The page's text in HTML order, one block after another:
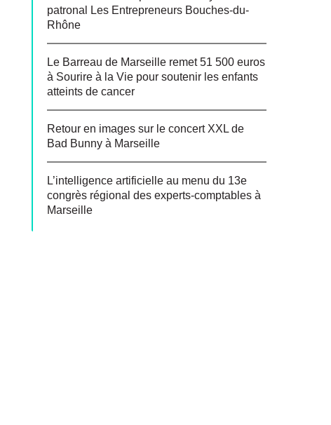
patronal Les Entrepreneurs Bouches-du-
Rhône
Le Barreau de Marseille remet 51 500 euros
à Sourire à la Vie pour soutenir les enfants
atteints de cancer
Retour en images sur le concert XXL de
Bad Bunny à Marseille
L’intelligence artificielle au menu du 13e
congrès régional des experts-comptables à
Marseille